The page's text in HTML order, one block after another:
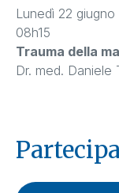
Lunedì 22 giugno
08h15
Trauma della
Dr. med. Daniele